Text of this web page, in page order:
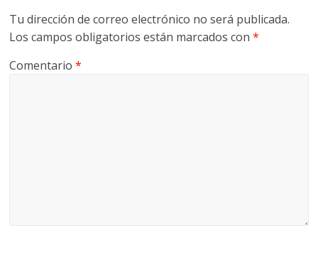
Tu dirección de correo electrónico no será publicada.
Los campos obligatorios están marcados con*
Comentario*